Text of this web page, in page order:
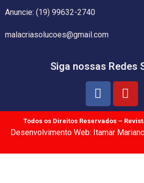
Anuncie: (19) 99632-2740
malacriasolucoes@gmail.com
Siga nossas Redes
Todos os Direitos Reservados –
Desenvolvimento Web: Itamar